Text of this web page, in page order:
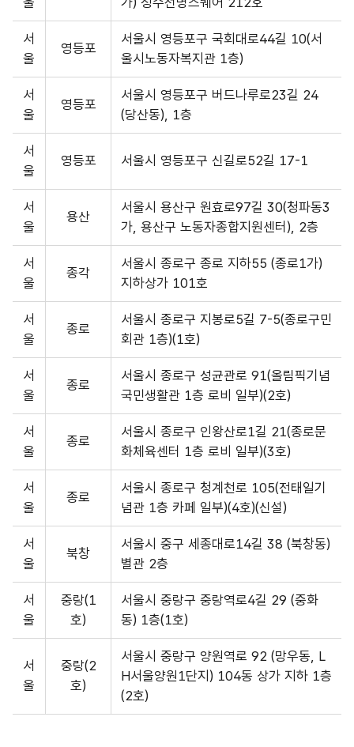
서
울
영등포
서울시 영등포구 국회대로44길 10(서
울시노동자복지관 1층)
서
울
영등포
서울시 영등포구 버드나루로23길 24
(당산동), 1층
서
울
영등포 서울시 영등포구 신길로52길 17-1
서
울
용산
서울시 용산구 원효로97길 30(청파동3
가, 용산구 노동자종합지원센터), 2층
서
울
종각
서울시 종로구 종로 지하55 (종로1가)
지하상가 101호
서
울
종로
서울시 종로구 지봉로5길 7-5(종로구민
회관 1층)(1호)
서
울
종로
서울시 종로구 성균관로 91(올림픽기념
국민생활관 1층 로비 일부)(2호)
서
울
종로
서울시 종로구 인왕산로1길 21(종로문
화체육센터 1층 로비 일부)(3호)
서
울
종로
서울시 종로구 청계천로 105(전태일기
념관 1층 카페 일부)(4호)(신설)
서
울
북창
서울시 중구 세종대로14길 38 (북창동)
별관 2층
서
울
중랑(1
호)
서울시 중랑구 중랑역로4길 29 (중화
동) 1층(1호)
서
울
중랑(2
호)
서울시 중랑구 양원역로 92 (망우동, L
H서울양원1단지) 104동 상가 지하 1층
(2호)